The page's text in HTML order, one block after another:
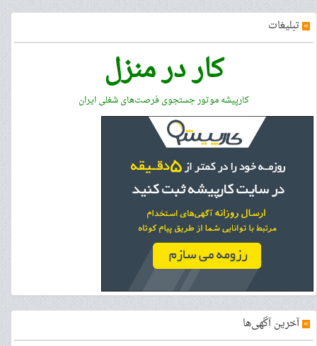
» تبلیغات
کار در منزل
کارپیشه موتور جستجوی فرصت‌های شغلی ایران
»آخرین آگهی‌ها